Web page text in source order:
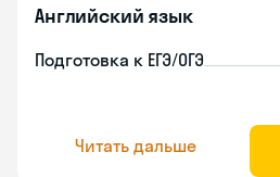
Английский язык
Подготовка к ЕГЭ/ОГЭ
Читать дальше